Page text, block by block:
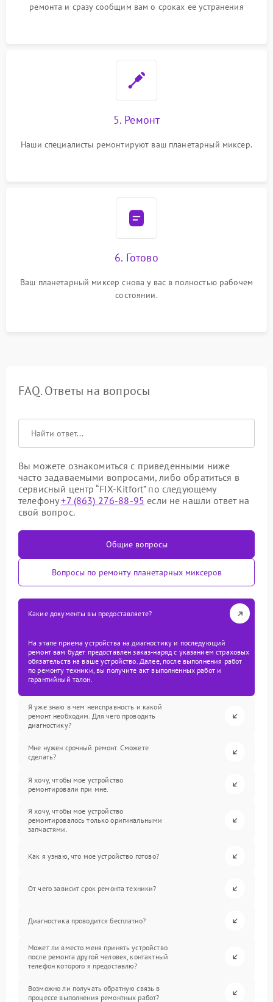
ремонта и сразу сообщим вам о сроках ее устранения
5. Ремонт
Наши специалисты ремонтируют ваш планетарный миксер.
6. Готово
Ваш планетарный миксер снова у вас в полностью рабочем
состоянии.
FAQ. Ответы на вопросы
Вы можете ознакомиться с приведенными ниже
часто задаваемыми вопросами, либо обратиться в
сервисный центр “FIX-Kitfort” по следующему
телефону+7 (863) 276-88-95 если не нашли ответ на
свой вопрос.
Общие вопросы
Вопросы по ремонту планетарных миксеров
Какие документы вы предоставляете?
На этапе приема устройства на диагностику и последующий
ремонт вам будет предоставлен заказ-наряд с указанием страховых
обязательств на ваше устройство. Далее, после выполнения работ
по ремонту техники, вы получите акт выполненных работ и
гарантийный талон.
Я уже знаю в чем неисправность и какой
ремонт необходим. Для чего проводить
диагностику?
Мне нужен срочный ремонт. Сможете
сделать?
Я хочу, чтобы мое устройство
ремонтировали при мне.
Я хочу, чтобы мое устройство
ремонтировалось только оригинальными
запчастями.
Как я узнаю, что мое устройство готово?
От чего зависит срок ремонта техники?
Диагностика проводится бесплатно?
Может ли вместо меня принять устройство
после ремонта другой человек, контактный
телефон которого я предоставлю?
Возможно ли получать обратную связь в
процессе выполнения ремонтных работ?